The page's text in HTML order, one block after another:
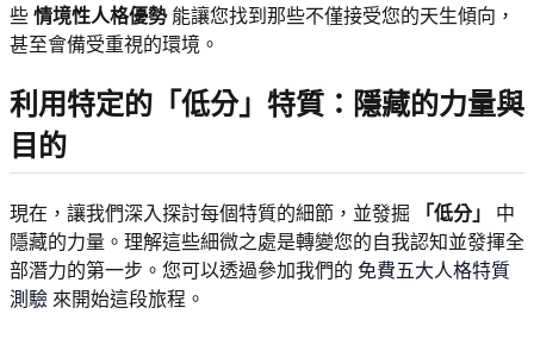
些 情境性人格優勢能讓您找到那些不僅接受您的天生傾向，
甚至會備受重視的環境。
利用特定的「低分」特質 ：隱藏的力量與
目的
現在，讓我們深入探討每個特質的細節，並發掘 「低分」
中
隱藏的力量。理解這些細微之處是轉變您的自我認知並發揮全
部潛力的第一步。您可以透過參加我們的 免費五大人格特質
測驗 來開始這段旅程。